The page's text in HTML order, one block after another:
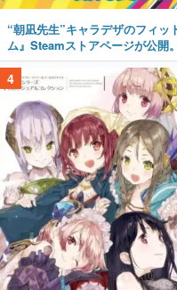
“朝凪先生”キャラデザのフィ
ム』Steamストアページが公開
4